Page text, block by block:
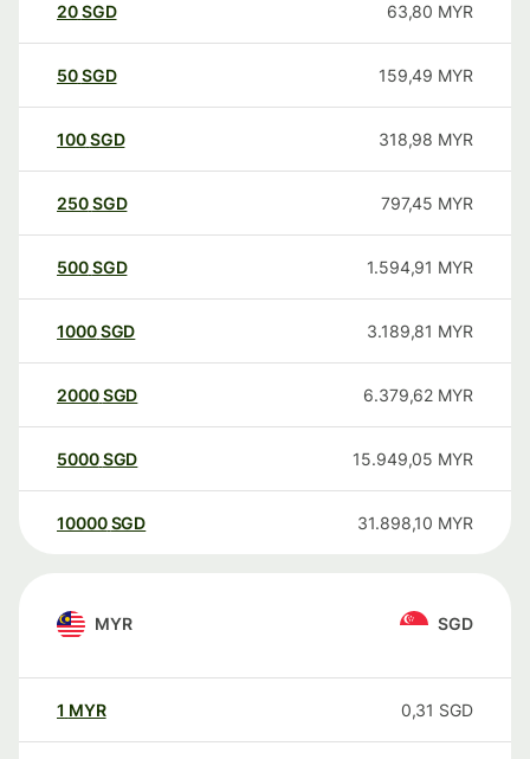
20SGD 63,80 MYR
50SGD 159,49 MYR
100SGD 318,98 MYR
250SGD 797,45 MYR
500SGD 1.594,91 MYR
1000SGD 3.189,81 MYR
2000SGD 6.379,62 MYR
5000SGD 15.949,05 MYR
10000 SGD 31.898,10 MYR
MYR SGD
1 MYR 0,31 SGD